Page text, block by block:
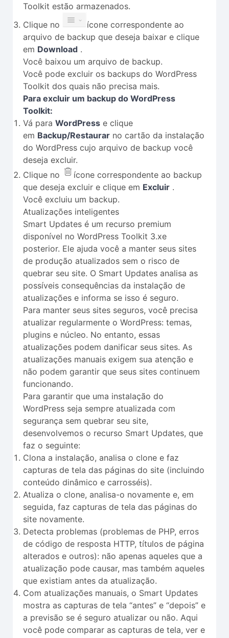
Toolkit estão armazenados.
Clique no
ícone correspondente ao
arquivo de backup que deseja baixar e clique
em Download .
Você baixou um arquivo de backup.
Você pode excluir os backups do WordPress
Toolkit dos quais não precisa mais.
Para excluir um backup do WordPress
Toolkit:
Vá para WordPress e clique
em Backup/Restaurar no cartão da instalação
do WordPress cujo arquivo de backup você
deseja excluir.
Clique no
ícone correspondente ao backup
que deseja excluir e clique em Excluir .
Você excluiu um backup.
Atualizações inteligentes
Smart Updates é um recurso premium
disponível no WordPress Toolkit 3.xe
posterior. Ele ajuda você a manter seus sites
de produção atualizados sem o risco de
quebrar seu site. O Smart Updates analisa as
possíveis consequências da instalação de
atualizações e informa se isso é seguro.
Para manter seus sites seguros, você precisa
atualizar regularmente o WordPress: temas,
plugins e núcleo. No entanto, essas
atualizações podem danificar seus sites. As
atualizações manuais exigem sua atenção e
não podem garantir que seus sites continuem
funcionando.
Para garantir que uma instalação do
WordPress seja sempre atualizada com
segurança sem quebrar seu site,
desenvolvemos o recurso Smart Updates, que
faz o seguinte:
Clona a instalação, analisa o clone e faz
capturas de tela das páginas do site (incluindo
conteúdo dinâmico e carrosséis).
Atualiza o clone, analisa-o novamente e, em
seguida, faz capturas de tela das páginas do
site novamente.
Detecta problemas (problemas de PHP, erros
de código de resposta HTTP, títulos de página
alterados e outros): não apenas aqueles que a
atualização pode causar, mas também aqueles
que existiam antes da atualização.
Com atualizações manuais, o Smart Updates
mostra as capturas de tela “antes” e “depois” e
a previsão se é seguro atualizar ou não. Aqui
você pode comparar as capturas de tela, ver e